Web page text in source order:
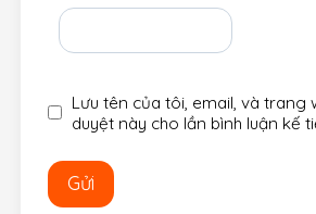
Lưu tên của tôi, email, và trang
duyệt này cho lần bình luận kế